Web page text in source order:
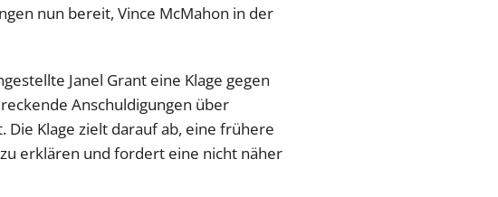
nun bereit, Vince McMahon in der
Janel Grant eine Klage gegen
Anschuldigungen über
Die Klage zielt darauf ab, eine frühere
erklären und fordert eine nicht näher